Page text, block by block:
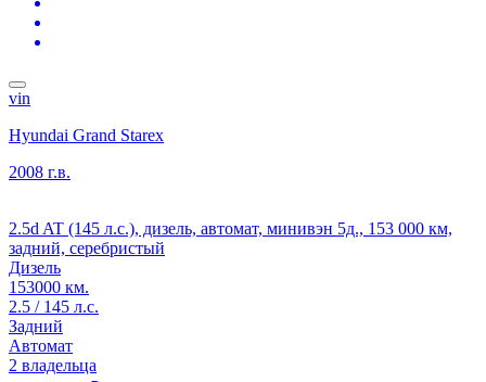
vin
Hyundai Grand Starex
2008 г.в.
2.5d AT (145 л.с.), дизель, автомат, минивэн 5д., 153 000 км,
задний, серебристый
Дизель
153000 км.
2.5 / 145 л.с.
Задний
Автомат
2 владельца